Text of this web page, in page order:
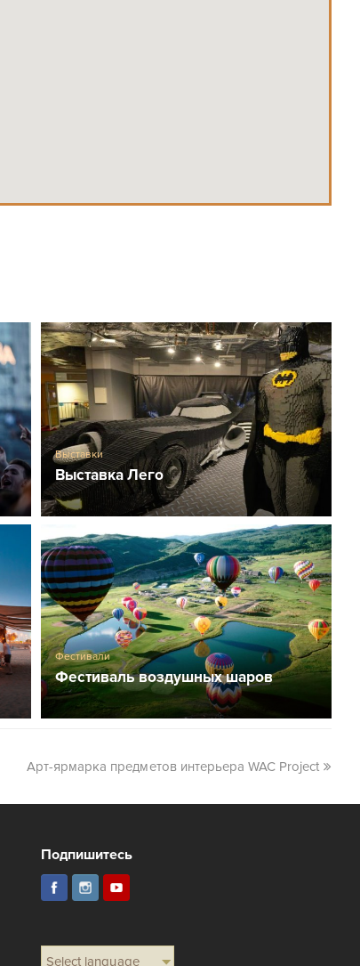
Выставки
Выставка Лего
Фестивали
Фестиваль воздушных шаров
Арт-ярмарка предметов интерьера WAC Project
Подпишитесь
Select language